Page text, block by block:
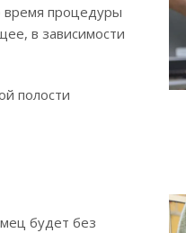
время процедуры
в зависимости
полости
будет без